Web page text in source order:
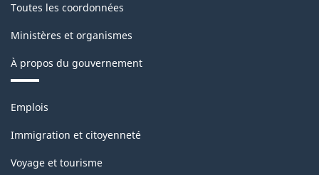
de
la
Toutes les coordonnées
Ministères et organismes
À propos du gouvernement
Thèmes
sujets
Emplois
Immigration et citoyenneté
Voyage et tourisme